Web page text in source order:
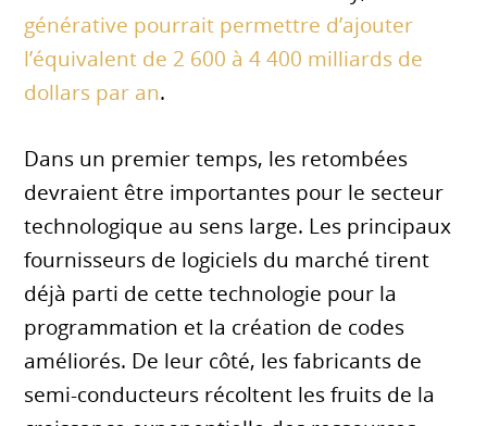
générative pourrait permettre d’ajouter
l’équivalent de 2 600 à 4 400 milliards de
dollars par an.
Dans un premier temps, les retombées
devraient être importantes pour le secteur
technologique au sens large. Les principaux
fournisseurs de logiciels du marché tirent
déjà parti de cette technologie pour la
programmation et la création de codes
améliorés. De leur côté, les fabricants de
semi-conducteurs récoltent les fruits de la